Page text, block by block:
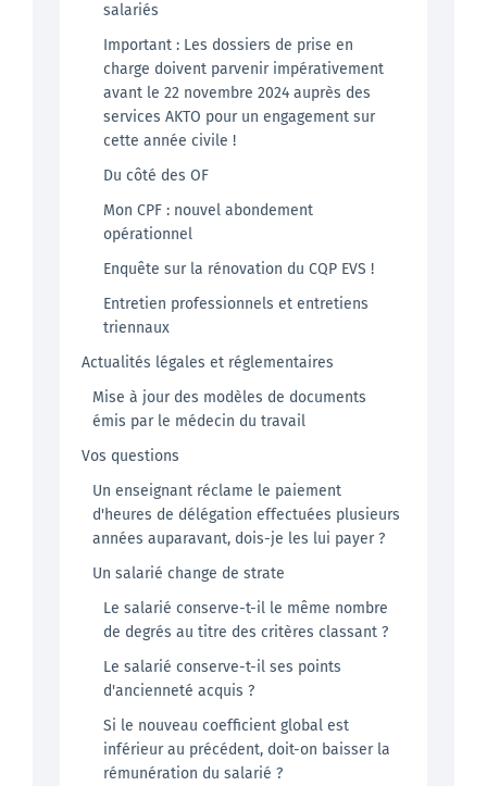
salariés
Important : Les dossiers de prise en
charge doivent parvenir impérativement
avant le 22 novembre 2024 auprès des
services AKTO pour un engagement sur
cette année civile !
Du côté des OF
Mon CPF : nouvel abondement
opérationnel
Enquête sur la rénovation du CQP EVS !
Entretien professionnels et entretiens
triennaux
Actualités légales et réglementaires
Mise à jour des modèles de documents
émis par le médecin du travail
Vos questions
Un enseignant réclame le paiement
d'heures de délégation effectuées plusieurs
années auparavant, dois-je les lui payer ?
Un salarié change de strate
Le salarié conserve-t-il le même nombre
de degrés au titre des critères classant ?
Le salarié conserve-t-il ses points
d'ancienneté acquis ?
Si le nouveau coefficient global est
inférieur au précédent, doit-on baisser la
rémunération du salarié ?